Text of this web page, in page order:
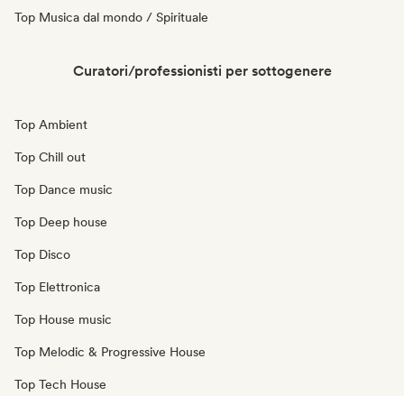
Top Musica dal mondo / Spirituale
Curatori/professionisti per sottogenere
Top Ambient
Top Chill out
Top Dance music
Top Deep house
Top Disco
Top Elettronica
Top House music
Top Melodic & Progressive House
Top Tech House